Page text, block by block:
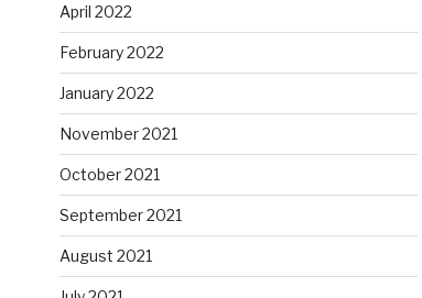
April 2022
February 2022
January 2022
November 2021
October 2021
September 2021
August 2021